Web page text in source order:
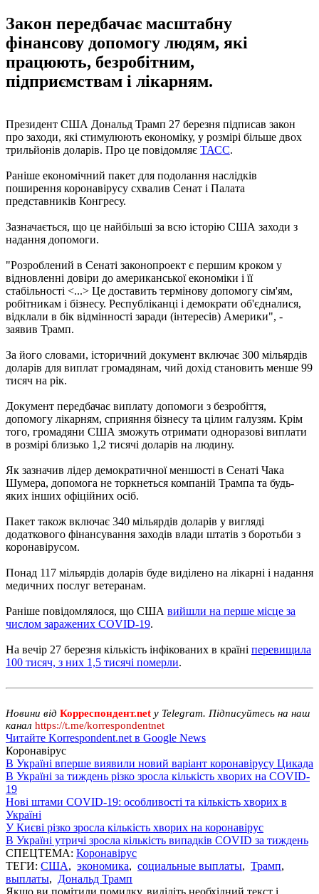
Закон передбачає масштабну
фінансову допомогу людям, які
працюють, безробітним,
підприємствам і лікарням.
Президент США Дональд Трамп 27 березня підписав закон
про заходи, які стимулюють економіку, у розмірі більше двох
трильйонів доларів. Про це повідомляє ТАСС.
Раніше економічний пакет для подолання наслідків
поширення коронавірусу схвалив Сенат і Палата
представників Конгресу.
Зазначається, що це найбільші за всю історію США заходи з
надання допомоги.
"Розроблений в Сенаті законопроект є першим кроком у
відновленні довіри до американської економіки і її
стабільності <...> Це доставить термінову допомогу сім'ям,
робітникам і бізнесу. Республіканці і демократи об'єдналися,
відклали в бік відмінності заради (інтересів) Америки", -
заявив Трамп.
За його словами, історичний документ включає 300 мільярдів
доларів для виплат громадянам, чий дохід становить менше 99
тисяч на рік.
Документ передбачає виплату допомоги з безробіття,
допомогу лікарням, сприяння бізнесу та цілим галузям. Крім
того, громадяни США зможуть отримати одноразові виплати
в розмірі близько 1,2 тисячі доларів на людину.
Як зазначив лідер демократичної меншості в Сенаті Чака
Шумера, допомога не торкнеться компаній Трампа та будь-
яких інших офіційних осіб.
Пакет також включає 340 мільярдів доларів у вигляді
додаткового фінансування заходів влади штатів з боротьби з
коронавірусом.
Понад 117 мільярдів доларів буде виділено на лікарні і надання
медичних послуг ветеранам.
Раніше повідомлялося, що США вийшли на перше місце за
числом заражених COVID-19.
На вечір 27 березня кількість інфікованих в країні перевищила
100 тисяч, з них 1,5 тисячі померли.
Новини від Корреспондент.net у Telegram. Підписуйтесь на наш
канал https://t.me/korrespondentnet
Читайте Korrespondent.net в Google News
Коронавірус
В Україні вперше виявили новий варіант коронавірусу Цикада
В Україні за тиждень різко зросла кількість хворих на COVID-
19
Нові штами COVID-19: особливості та кількість хворих в
Україні
У Києві різко зросла кількість хворих на коронавірус
В Україні утричі зросла кількість випадків COVID за тиждень
СПЕЦТЕМА: Коронавірус
ТЕГИ: США, экономика, социальные выплаты, Трамп,
выплаты, Дональд Трамп
Якщо ви помітили помилку, виділіть необхідний текст і